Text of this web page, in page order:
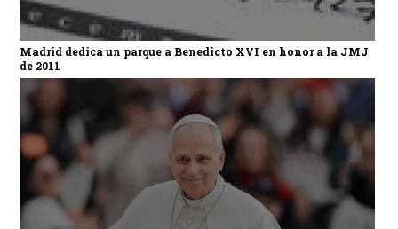
Madrid dedica un parque a Benedicto XVI en honor a la JMJ
de 2011